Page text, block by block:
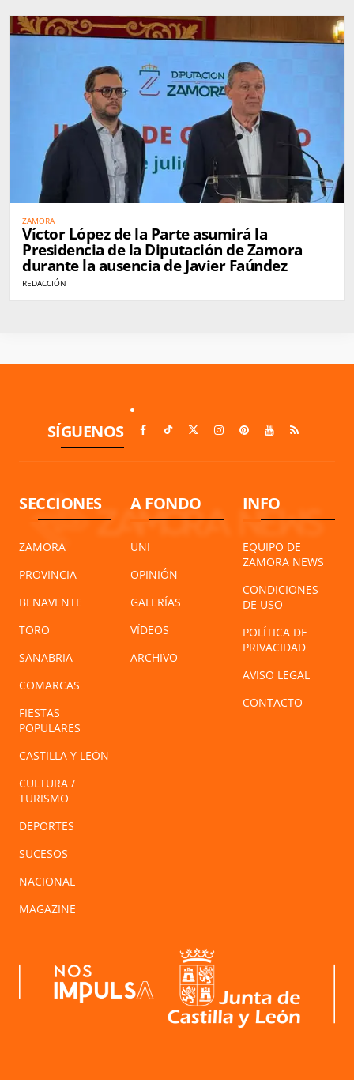
ZAMORA
Víctor López de la Parte asumirá la
Presidencia de la Diputación de Zamora
durante la ausencia de Javier Faúndez
REDACCIÓN
SÍGUENOS
SECCIONES
ZAMORA
PROVINCIA
BENAVENTE
TORO
SANABRIA
COMARCAS
FIESTAS
POPULARES
CASTILLA Y LEÓN
CULTURA /
TURISMO
DEPORTES
SUCESOS
NACIONAL
MAGAZINE
A FONDO
UNI
OPINIÓN
GALERÍAS
VÍDEOS
ARCHIVO
INFO
EQUIPO DE
ZAMORA NEWS
CONDICIONES
DE USO
POLÍTICA DE
PRIVACIDAD
AVISO LEGAL
CONTACTO